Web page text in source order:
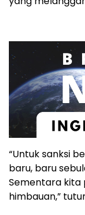
“Untuk sanksi
baru, baru
Sementara kita
himbauan,”